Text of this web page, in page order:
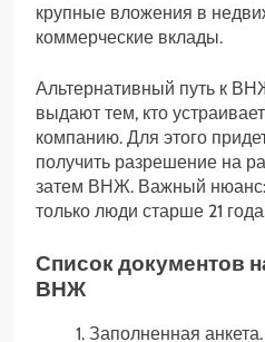
крупные вложения в
коммерческие вклады.
Альтернативный путь к
выдают тем, кто
компанию. Для этого
получить разрешение на
затем ВНЖ. Важный нюанс:
только люди старше 21
Список документов
ВНЖ
Заполненная анкета.